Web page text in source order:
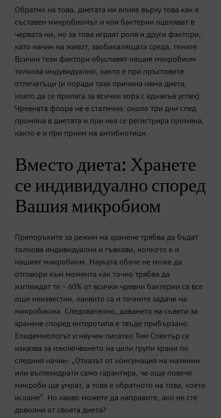
Обратно на това, диетата ни влияе върху това как е
съставен микробиомът и кои бактерии оцеляват в
червата ни, но за това играят роля и други фактори,
като начин на живот, заобикалящата среда, гените.
Всички тези фактори обуславят нашия микробиом
толкова индувидуално, както е при пръстовите
отпечатъци (и поради тази причина няма диета,
която да се прилага за всички хора с еднакъв успех).
Чревната флора не е статична: около три дни след
промяна в диетата и при нея се регистрира промяна,
както е и при прием на антибиотици.
Вместо диета: Хранете
се индивидуално според
Вашия микробиом
Препоръките за режим на хранене трябва да бъдат
толкова индивидуални и гъвкави, колкото е и
нашият микробиом. Науката обаче не може да
отговори към момента как точно трябва да
изглеждат те – 60% от всички чревни бактерии са все
още неизвестни, каквито са и точните задачи на
микробиома. Следователно, даването на съвети за
хранене според ентеротипа е твъде прибързано.
Епидемиологът и научен писател Тим Спектър се
изказва за изключването на цели групи храни по
следния начин: „Отказът от консумация на мазнини
или въглехидрати само гарантира, че още повече
микроби ще умрат, а това е обратното на това, което
искаме“. Но какво можете да направите, ако не сте
доволни от своята диета?